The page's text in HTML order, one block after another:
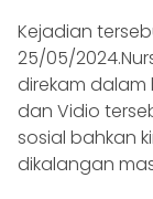
Kejadian
25/05/
direkam dalam
dan Vidio
sosial bahkan
dikalangan